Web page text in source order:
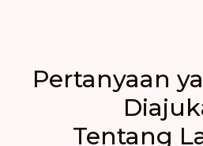
Pertanyaan
Tentang